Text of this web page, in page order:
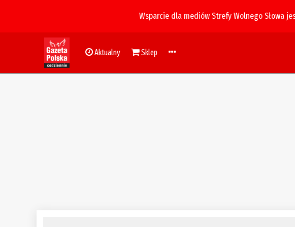
Wsparcie dla mediów Strefy Wolnego Słowa
Aktualny Sklep